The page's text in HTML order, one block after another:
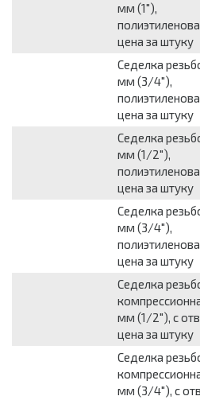
мм (1"),
цена за штуку
Седелка
мм (3/4"),
цена за штуку
Седелка
мм (1/2"),
цена за штуку
Седелка
мм (3/4"),
цена за штуку
Седелка
мм (1/2"), с
цена за штуку
Седелка
мм (3/4"), с